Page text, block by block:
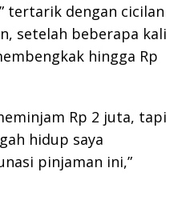
tertarik dengan cicilan
setelah beberapa kali
hingga Rp
Rp 2 juta, tapi
hidup saya
pinjaman ini,”